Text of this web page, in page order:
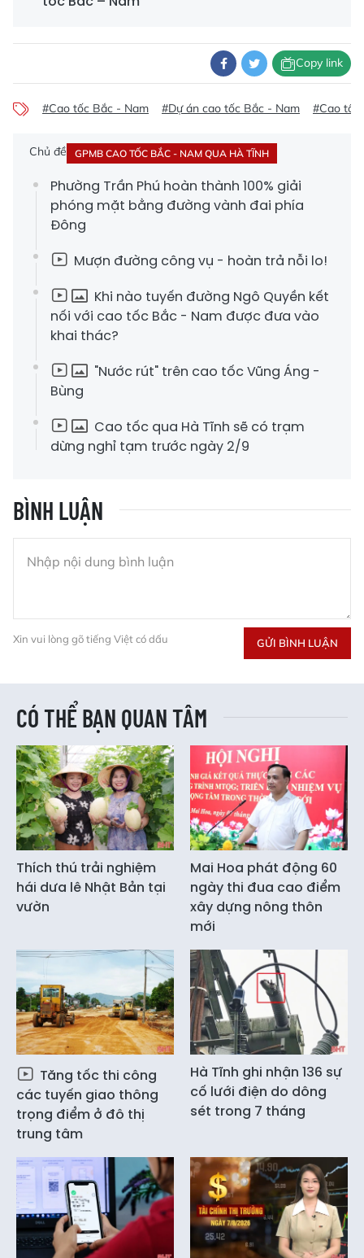
Copy link
#Cao tốc Bắc - Nam #Dự án cao tốc Bắc - Nam #Cao tốc
Chủ đề GPMB CAO TỐC BẮC - NAM QUA HÀ TĨNH
Phường Trần Phú hoàn thành 100% giải
phóng mặt bằng đường vành đai phía
Đông
Mượn đường công vụ - hoàn trả nỗi lo!
Khi nào tuyến đường Ngô Quyền kết
nối với cao tốc Bắc - Nam được đưa vào
khai thác?
"Nước rút" trên cao tốc Vũng Áng -
Bùng
Cao tốc qua Hà Tĩnh sẽ có trạm
dừng nghỉ tạm trước ngày 2/9
BÌNH LUẬN
Xin vui lòng gõ tiếng Việt có dấu GỬI BÌNH LUẬN
CÓ THỂ BẠN QUAN TÂM
Thích thú trải nghiệm
hái dưa lê Nhật Bản tại
vườn
Mai Hoa phát động 60
ngày thi đua cao điểm
xây dựng nông thôn
mới
Tăng tốc thi công
các tuyến giao thông
trọng điểm ở đô thị
trung tâm
Hà Tĩnh ghi nhận 136 sự
cố lưới điện do dông
sét trong 7 tháng